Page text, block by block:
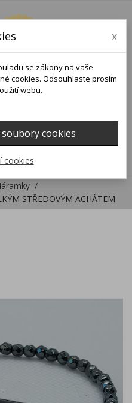
STŘEDOVÝM ACHÁTEM
x
se zákony na vaše
cookies. Odsouhlaste prosím
webu.
cookies
cookies